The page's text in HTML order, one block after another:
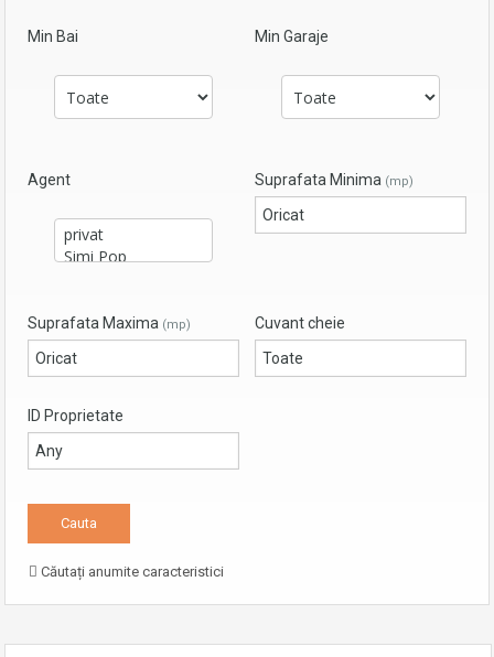
Min Bai Min Garaje
Agent Suprafata Minima (mp)
Suprafata Maxima (mp) Cuvant cheie
ID Proprietate
Căutați anumite caracteristici